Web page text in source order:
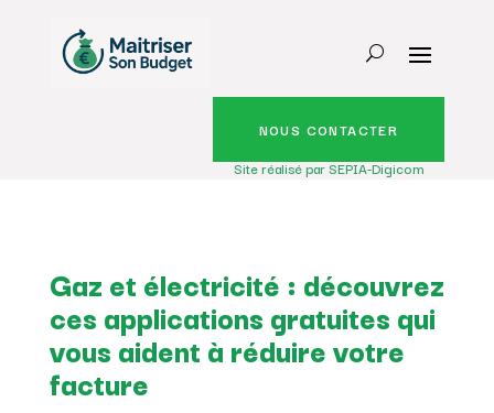
NOUS CONTACTER
Site réalisé par SEPIA-Digicom
Gaz et électricité : découvrez
ces applications gratuites qui
vous aident à réduire votre
facture